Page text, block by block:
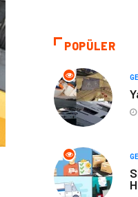
Gıda
Spor
Tatil
Emlak
Genel Kültür
POPÜLER